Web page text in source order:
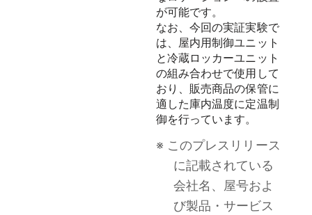
が可能です。
なお、今回の実証実験で
は、屋内用制御ユニット
と冷蔵ロッカーユニット
の組み合わせで使用して
おり、販売商品の保管に
適した庫内温度に定温制
御を行っています。
※ このプレスリリース
に記載されている
会社名、屋号およ
び製品・サービス